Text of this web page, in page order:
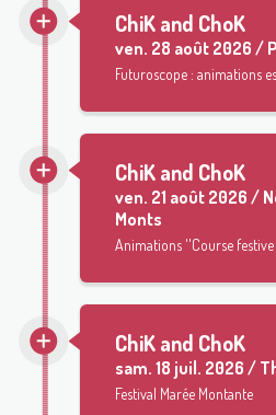
ChiK and ChoK
ven. 28 août 2026 /
Futuroscope : animations
ChiK and ChoK
ven. 21 août 2026 /
Monts
Animations ''Course
ChiK and ChoK
sam. 18 juil. 2026 /
Festival Marée Montante